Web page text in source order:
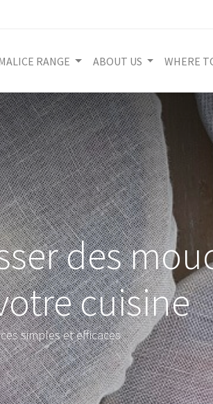
RANGE ABOUT US WHERE
des
cuisine
simples et efficaces